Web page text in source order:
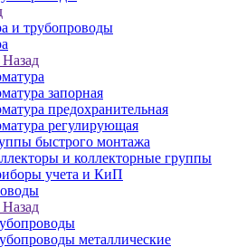
и трубопроводы
Назад
запорная
предохранительная
регулирующая
быстрого монтажа
и коллекторные группы
учета и КиП
Назад
металлические